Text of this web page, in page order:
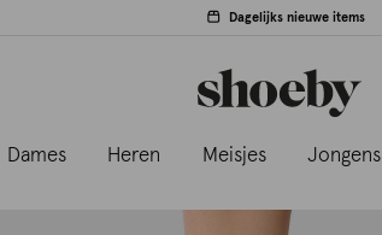
Dagelijks nieuwe items
Dames Heren Meisjes Jongens